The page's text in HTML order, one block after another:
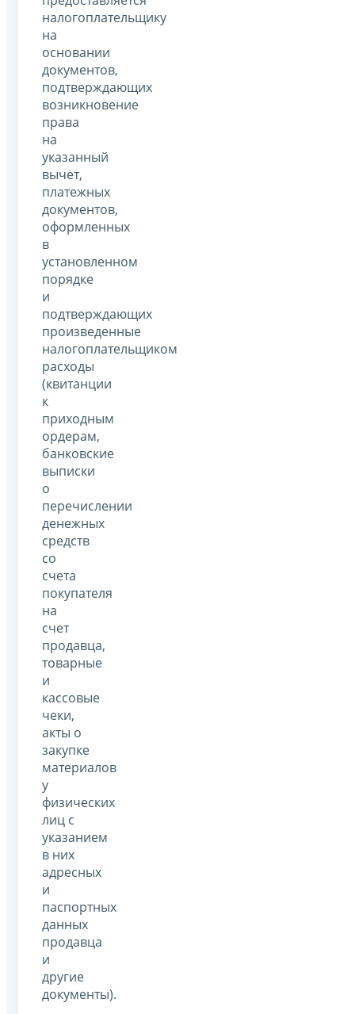
налогоплательщику
на
основании
документов,
подтверждающих
возникновение
права
на
указанный
вычет,
платежных
документов,
оформленных
в
установленном
порядке
и
подтверждающих
произведенные
налогоплательщиком
расходы
(квитанции
к
приходным
ордерам,
банковские
выписки
о
перечислении
денежных
средств
со
счета
покупателя
на
счет
продавца,
товарные
и
кассовые
чеки,
акты о
закупке
материалов
у
физических
лиц с
указанием
в них
адресных
и
паспортных
данных
продавца
и
другие
документы).